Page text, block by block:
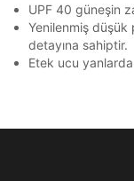
UPF 40 güneşin
Yenilenmiş düşük
detayına sahiptir.
Etek ucu
E-mail
Çağrı
Kişisel
Kimlik,